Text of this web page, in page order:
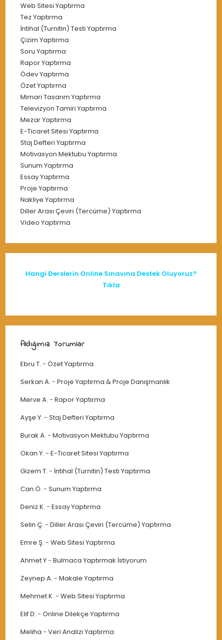
Web Sitesi Yaptırma
Tez Yaptırma
İntihal (Turnitin) Testi Yaptırma
Çizim Yaptırma
Soru Yaptırma
Rapor Yaptırma
Ödev Yaptırma
Özet Yaptırma
Mimari Tasarım Yaptırma
Televizyon Tamiri Yaptırma
Mezar Yaptırma
E-Ticaret Sitesi Yaptırma
Staj Defteri Yaptırma
Motivasyon Mektubu Yaptırma
Sunum Yaptırma
Essay Yaptırma
Proje Yaptırma
Nakliye Yaptırma
Diller Arası Çeviri (Tercüme) Yaptırma
Video Yaptırma
Hangi Derslerin Online Sınavına Destek Oluyoruz?
Tıkla
Aldığımız Yorumlar
Ebru T. -Özet Yaptırma
Serkan A. -Proje Yaptırma & Proje Danışmanlık
Merve A. -Rapor Yaptırma
Ayşe Y. -Staj Defteri Yaptırma
Burak A. -Motivasyon Mektubu Yaptırma
Okan Y. -E-Ticaret Sitesi Yaptırma
Gizem T. - İntihal (Turnitin) Testi Yaptırma
Can Ö. -Sunum Yaptırma
Deniz K. -Essay Yaptırma
Selin Ç. -Diller Arası Çeviri (Tercüme) Yaptırma
Emre Ş. -Web Sitesi Yaptırma
Ahmet Y-Bulmaca Yaptırmak İstiyorum
Zeynep A. -Makale Yaptırma
Mehmet K. -Web Sitesi Yaptırma
Elif D. -Online Dilekçe Yaptırma
Meliha -Veri Analizi Yaptırma